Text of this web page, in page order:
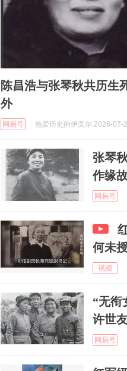
陈昌浩与张琴秋共历生
外
网易号 热爱历史的伊美尔 2026-07-
张琴
作缘
网易号
何未
视频
“无衔
许世
网易号